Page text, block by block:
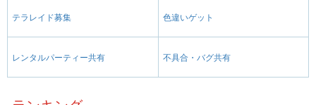
テラレイド募集 色違いゲット
レンタルパーティー共有 不具合・バグ共有